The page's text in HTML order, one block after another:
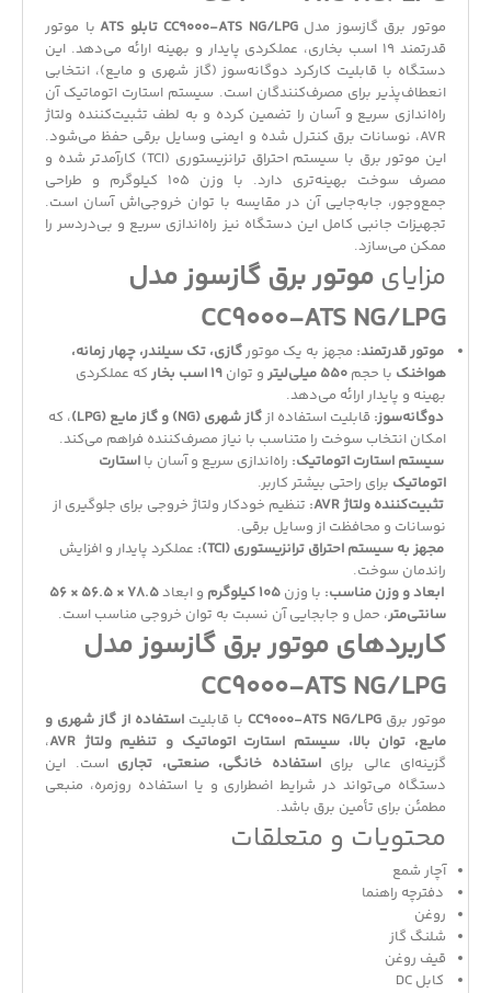
موتور برق گازسوز مدلCC9000-ATS NG/LPG تابلو ATS
با موتور
قدرتمند 19 اسب بخاری، عملکردی پایدار و بهینه ارائه می‌دهد. این
دستگاه با قابلیت کارکرد دوگانه‌سوز (گاز شهری و مایع)، انتخابی
انعطاف‌پذیر برای مصرف‌کنندگان است. سیستم استارت اتوماتیک آن
راه‌اندازی سریع و آسان را تضمین کرده و به لطف تثبیت‌کننده ولتاژ
AVR، نوسانات برق کنترل شده و ایمنی وسایل برقی حفظ می‌شود.
این موتور برق با سیستم احتراق ترانزیستوری (TCI) کارآمدتر شده و
مصرف سوخت بهینه‌تری دارد. با وزن 105 کیلوگرم و طراحی
جمع‌وجور، جابه‌جایی آن در مقایسه با توان خروجی‌اش آسان است.
تجهیزات جانبی کامل این دستگاه نیز راه‌اندازی سریع و بی‌دردسر را
ممکن می‌سازد.
مزایای موتور برق گازسوز مدل
CC9000-ATS NG/LPG
موتور قدرتمند: مجهز به یک موتور گازی، تک سیلندر، چهار زمانه،
هواخنک با حجم 550 میلی‌لیتر و توان 19 اسب بخار
که عملکردی
بهینه و پایدار ارائه می‌دهد.
دوگانه‌سوز: قابلیت استفاده از گاز شهری (NG) و گاز مایع (LPG)
، که
امکان انتخاب سوخت را متناسب با نیاز مصرف‌کننده فراهم می‌کند.
سیستم استارت اتوماتیک: راه‌اندازی سریع و آسان با استارت
اتوماتیک برای راحتی بیشتر کاربر.
تثبیت‌کننده ولتاژ AVR:
تنظیم خودکار ولتاژ خروجی برای جلوگیری از
نوسانات و محافظت از وسایل برقی.
مجهز به سیستم احتراق ترانزیستوری (TCI):
عملکرد پایدار و افزایش
راندمان سوخت.
ابعاد و وزن مناسب: با وزن 105 کیلوگرم و ابعاد
78.5 × 56.5 × 56
سانتی‌متر، حمل و جابجایی آن نسبت به توان خروجی مناسب است.
کاربردهای موتور برق گازسوز مدل
CC9000-ATS NG/LPG
موتور برقCC9000-ATS NG/LPGبا قابلیتاستفاده از گاز شهری و
مایع، توان بالا، سیستم استارت اتوماتیک و تنظیم ولتاژ AVR
،
گزینه‌ای عالی برایاستفاده خانگی، صنعتی، تجاریاست. این
دستگاه می‌تواند در شرایط اضطراری و یا استفاده روزمره، منبعی
مطمئن برای تأمین برق باشد.
محتویات و متعلقات
آچار شمع
دفترچه راهنما
روغن
شلنگ گاز
قیف روغن
کابل DC